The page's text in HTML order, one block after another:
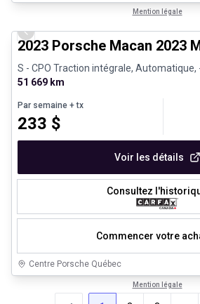
Mention légale
Véhicules d'occasion certifiés
Previous slide
2023 Porsche Macan 2023
S - CPO Traction intégrale, Automatique,
51 669 km
Par semaine + tx
233 $
Voir les détails
Consultez
Commencer votre
Centre Porsche Québec
Mention légale